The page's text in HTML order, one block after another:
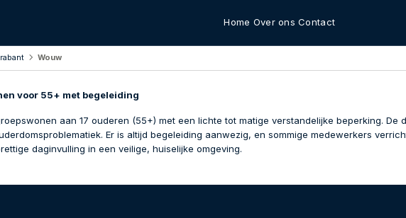
Home Over ons Contact
Wouw
voor 55+ met begeleiding
aan 17 ouderen (55+) met een lichte tot matige verstandelijke beperking.
Er is altijd begeleiding aanwezig, en sommige medewerkers
daginvulling in een veilige, huiselijke omgeving.